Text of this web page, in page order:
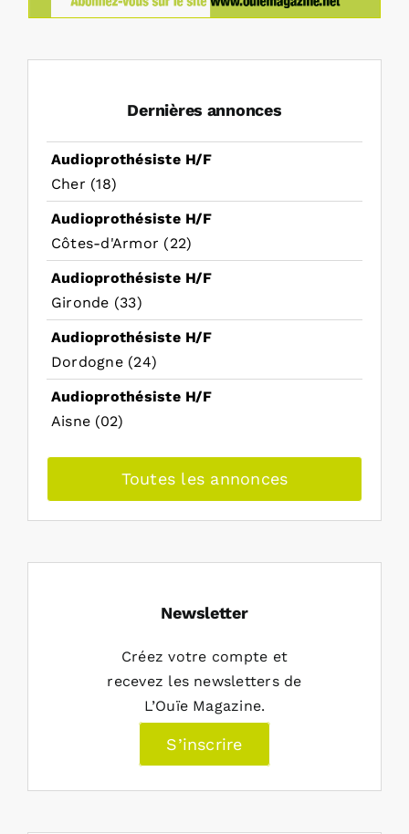
Dernières annonces
Audioprothésiste H/F
Cher (18)
Audioprothésiste H/F
Côtes-d'Armor (22)
Audioprothésiste H/F
Gironde (33)
Audioprothésiste H/F
Dordogne (24)
Audioprothésiste H/F
Aisne (02)
Toutes les annonces
Newsletter
Créez votre compte et
recevez les newsletters de
L’Ouïe Magazine.
S’inscrire